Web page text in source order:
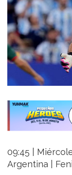
09:45 |
Argentina |